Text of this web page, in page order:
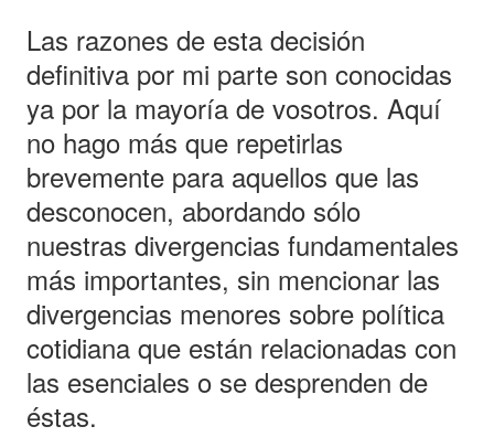
Las razones de esta decisión
definitiva por mi parte son conocidas
ya por la mayoría de vosotros. Aquí
no hago más que repetirlas
brevemente para aquellos que las
desconocen, abordando sólo
nuestras divergencias fundamentales
más importantes, sin mencionar las
divergencias menores sobre política
cotidiana que están relacionadas con
las esenciales o se desprenden de
éstas.